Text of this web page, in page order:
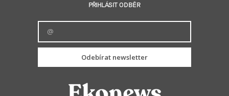
PŘIHLÁSIT ODBĚR
Odebírat newsletter